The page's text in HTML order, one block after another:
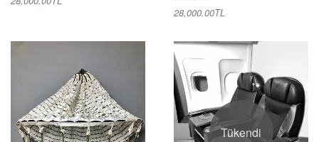
28,000.00TL
Tükendi